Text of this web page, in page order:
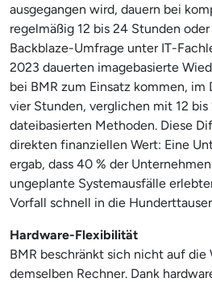
ausgegangen wird, dauern bei
regelmäßig 12 bis 24 Stunden
Backblaze-Umfrage unter IT-
2023 dauerten imagebasierte
bei BMR zum Einsatz kommen,
vier Stunden, verglichen mit 12
dateibasierten Methoden. Diese
direkten finanziellen Wert: Eine
ergab, dass 40 % der
ungeplante Systemausfälle
Vorfall schnell in die
Hardware-Flexibilität
BMR beschränkt sich nicht auf
demselben Rechner. Dank